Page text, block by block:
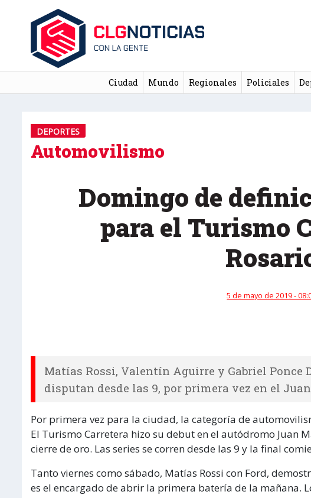
Ciudad Mundo Regionales Policiales
DEPORTES
Automovilismo
Domingo de
para el Turismo
5 de mayo de 2019 -
Matías Rossi, Valentín Aguirre y Gabriel Ponce
disputan desde las 9, por primera vez en el
Por primera vez para la ciudad, la categoría de
El Turismo Carretera hizo su debut en el autódromo Juan
cierre de oro. Las series se corren desde las 9 y la final
Tanto viernes como sábado, Matías Rossi con Ford,
es el encargado de abrir la primera batería de la mañana.